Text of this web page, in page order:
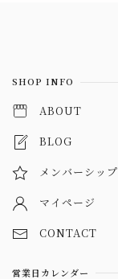
SHOP INFO
ABOUT
BLOG
メンバーシップ
マイページ
CONTACT
営業日カレンダー